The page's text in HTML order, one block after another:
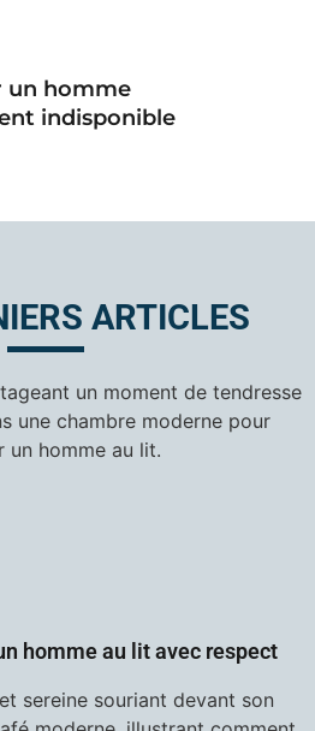
un homme
indisponible
ARTICLES
homme au lit avec respect